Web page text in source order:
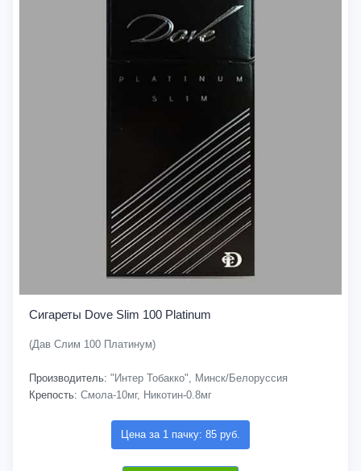
Сигареты Dove Slim 100 Platinum
(Дав Слим 100 Платинум)
Производитель: "Интер Тобакко", Минск/Белоруссия
Крепость: Смола-10мг, Никотин-0.8мг
Цена за 1 пачку: 85 руб.